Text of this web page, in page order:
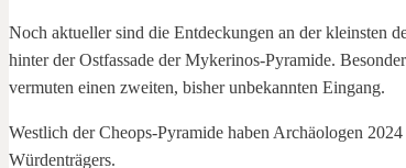
Noch aktueller sind die Entdeckungen an der kleinsten
hinter der Ostfassade der Mykerinos-Pyramide.
vermuten einen zweiten, bisher unbekannten Eingang.
Westlich der Cheops-Pyramide haben Archäologen
Würdenträgers.